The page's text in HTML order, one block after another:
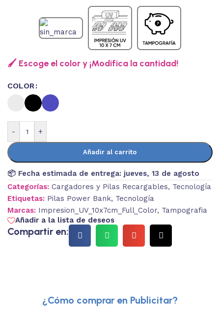
🖌️ Escoge el color y ¡Modifica la cantidad!
COLOR
- +
Añadir al carrito
📦 Fecha estimada de entrega: jueves, 13 de agosto
Categorías: Cargadores y Pilas Recargables, Tecnología
Etiquetas: Pilas Power Bank, Tecnología
Marcas: Impresion_UV_10x7cm_Full_Color, Tampografia
Añadir a la lista de deseos
Compartir en:
¿Cómo comprar en Publicitar?